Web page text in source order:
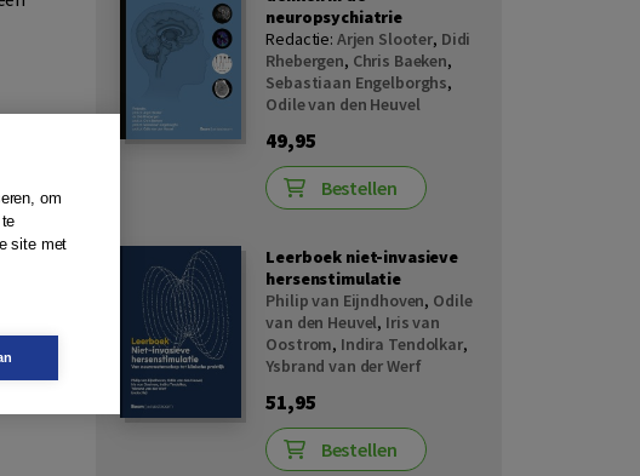
neuropsychiatrie
Redactie: Arjen Slooter, Didi
Rhebergen, Chris Baeken,
Sebastiaan Engelborghs,
Odile van den Heuvel
49,95
Bestellen
Leerboek niet-invasieve
hersenstimulatie
Philip van Eijndhoven, Odile
van den Heuvel, Iris van
Oostrom, Indira Tendolkar,
Ysbrand van der Werf
51,95
Bestellen
om
site met